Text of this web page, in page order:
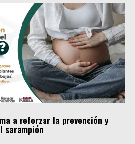
a reforzar la prevención y
sarampión